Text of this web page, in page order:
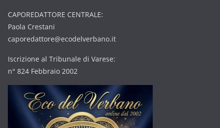
CAPOREDATTORE CENTRALE:
Paola Crestani
caporedattore@ecodelverbano.it
Iscrizione al Tribunale di Varese:
n° 824 Febbraio 2002